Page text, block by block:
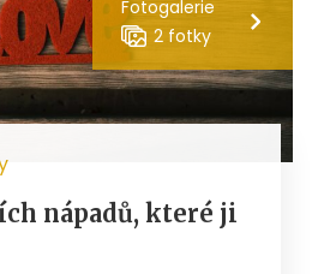
Fotogalerie
2 fotky
nápadů, které ji